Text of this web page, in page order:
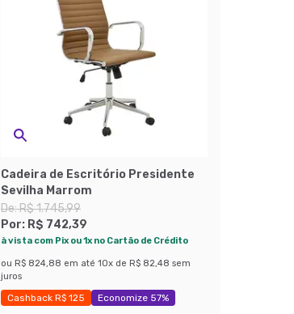
Cadeira de Escritório Presidente
Sevilha Marrom
De:R$ 1.745,99
Por: R$ 742,39
à vista com Pix ou 1x no Cartão de Crédito
ou R$ 824,88 em até 10x de R$ 82,48 sem
juros
Cashback R$ 125 Economize 57%